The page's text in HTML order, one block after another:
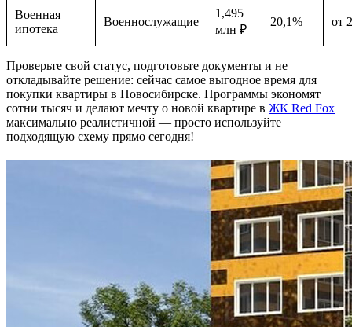
Военная
ипотека
Военнослужащие
1,495
млн ₽
20,1% от
Проверьте свой статус, подготовьте документы и не
откладывайте решение: сейчас самое выгодное время для
покупки квартиры в Новосибирске. Программы экономят
сотни тысяч и делают мечту о новой квартире в ЖК Red Fox
максимально реалистичной — просто используйте
подходящую схему прямо сегодня!